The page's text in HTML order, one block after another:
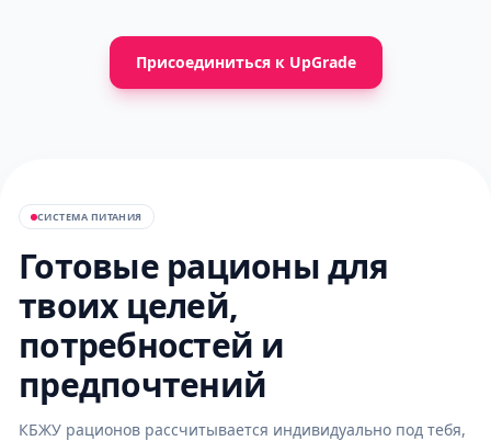
Присоединиться к UpGrade
СИСТЕМА ПИТАНИЯ
Готовые рационы для
твоих целей,
потребностей и
предпочтений
КБЖУ рационов рассчитывается индивидуально под тебя,